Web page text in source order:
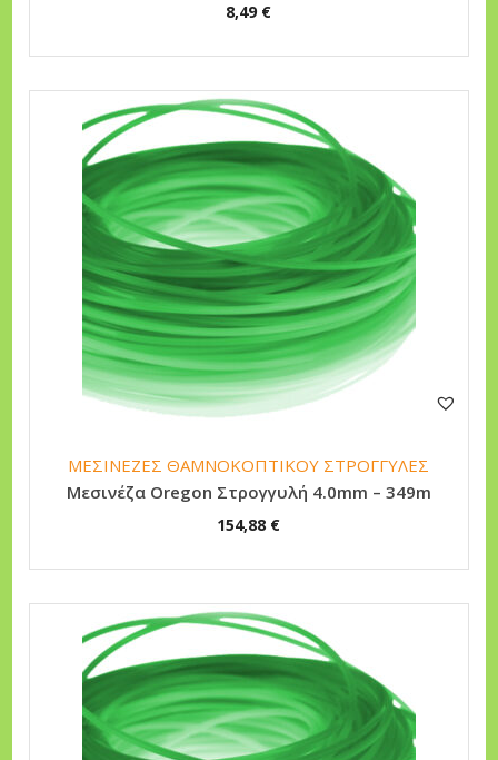
8,49 €
ΜΕΣΙΝΕΖΕΣ ΘΑΜΝΟΚΟΠΤΙΚΟΥ ΣΤΡΟΓΓΥΛΕΣ
Μεσινέζα Oregon Στρογγυλή 4.0mm – 349m
154,88 €